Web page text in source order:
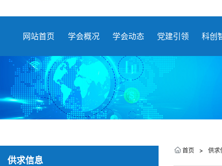
网站首页 学会概况 学会动态 党建引领 科创
供求信息
首页 > 供求